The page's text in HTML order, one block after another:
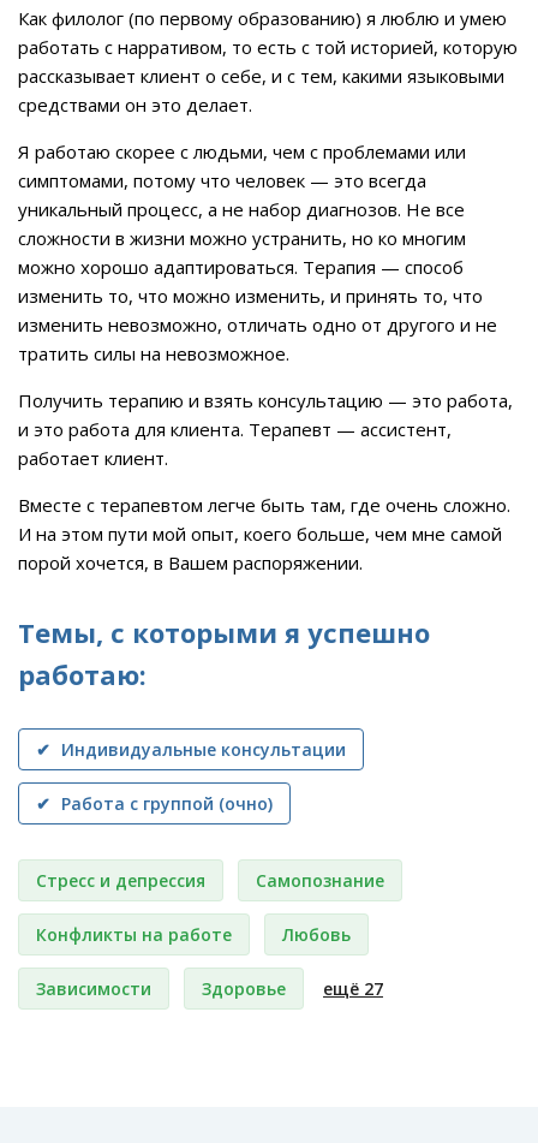
Как филолог (по первому образованию) я люблю и умею
работать с нарративом, то есть с той историей, которую
рассказывает клиент о себе, и с тем, какими языковыми
средствами он это делает.
Я работаю скорее с людьми, чем с проблемами или
симптомами, потому что человек — это всегда
уникальный процесс, а не набор диагнозов. Не все
сложности в жизни можно устранить, но ко многим
можно хорошо адаптироваться. Терапия — способ
изменить то, что можно изменить, и принять то, что
изменить невозможно, отличать одно от другого и не
тратить силы на невозможное.
Получить терапию и взять консультацию — это работа,
и это работа для клиента. Терапевт — ассистент,
работает клиент.
Вместе с терапевтом легче быть там, где очень сложно.
И на этом пути мой опыт, коего больше, чем мне самой
порой хочется, в Вашем распоряжении.
Темы, с которыми я успешно
работаю:
✔ Индивидуальные консультации
✔ Работа с группой (очно)
Стресс и депрессия Самопознание
Конфликты на работе Любовь
Зависимости Здоровье ещё 27